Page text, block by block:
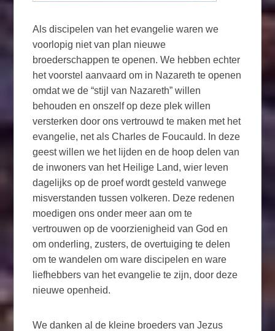
Als discipelen van het evangelie waren we
voorlopig niet van plan nieuwe
broederschappen te openen. We hebben echter
het voorstel aanvaard om in Nazareth te openen
omdat we de “stijl van Nazareth” willen
behouden en onszelf op deze plek willen
versterken door ons vertrouwd te maken met het
evangelie, net als Charles de Foucauld. In deze
geest willen we het lijden en de hoop delen van
de inwoners van het Heilige Land, wier leven
dagelijks op de proef wordt gesteld vanwege
misverstanden tussen volkeren. Deze redenen
moedigen ons onder meer aan om te
vertrouwen op de voorzienigheid van God en
om onderling, zusters, de overtuiging te delen
om te wandelen om ware discipelen en ware
liefhebbers van het evangelie te zijn, door deze
nieuwe openheid.
We danken al de kleine broeders van Jezus